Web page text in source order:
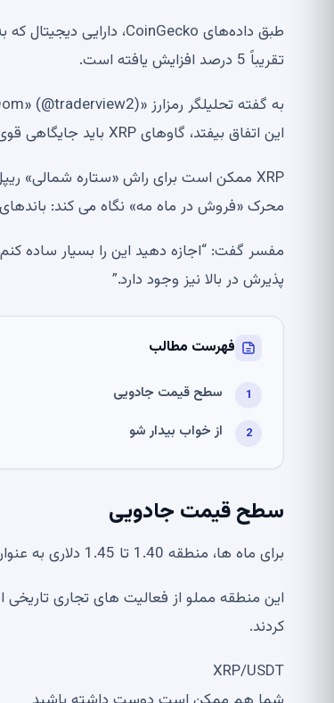
تقریباً 5 درصد افزایش یافته است.
این اتفاق بیفتد، گاوهای XRP باید جایگاهی قوی در بالای سطح 1.45 دلار به دست آورند.
محرک «فروش در ماه مه» نگاه می کند:
پذیرش در بالا نیز وجود دارد.”
فهرست مطالب
سطح قیمت جادویی
از خواب بیدار شو
سطح قیمت جادویی
برای ماه ها، منطقه 1.40 تا 1.45 دلاری به عنوان یک منطقه مقاومت بسیار شدید عمل کرده است.
این منطقه مملو از فعالیت های تجاری
کردند.
XRP/USDT